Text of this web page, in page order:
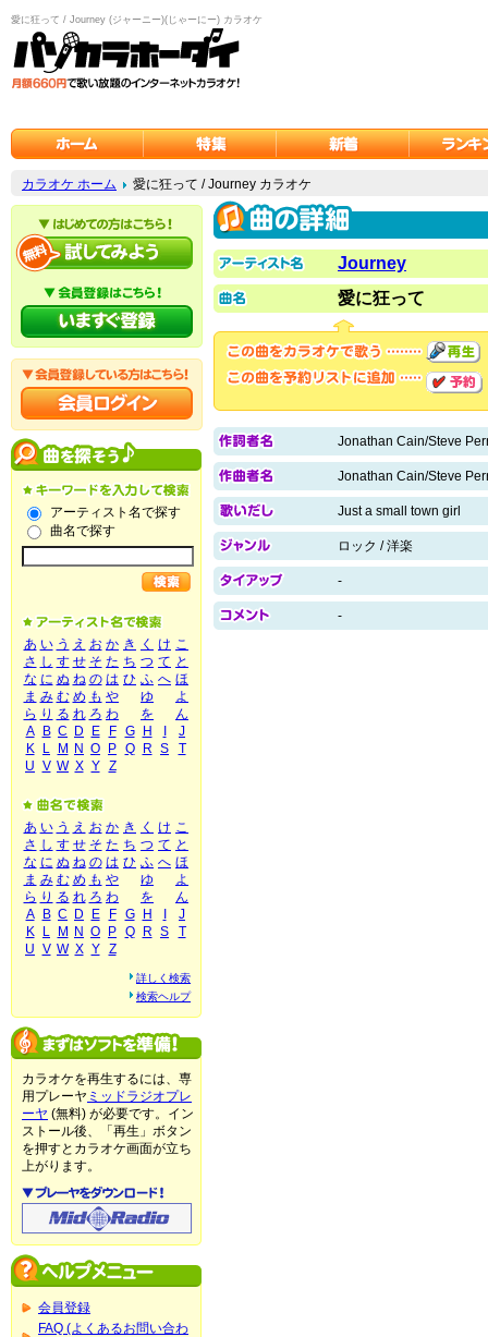
愛に狂って / Journey (ジャーニー)(じゃーにー) カラオケ
カラオケ ホーム 愛に狂って / Journey カラオケ
アーティスト名で探す
曲名で探す
あ い う え お か き く け こ
さ し す せ そ た ち つ て と
な に ぬ ね の は ひ ふ へ ほ
ま み む め も や ゆ
よ
ら り る れ ろ わ を
ん
A
B C D E F G H
J
K
L M N O P Q R S
T
U V W X Y Z
あ い う え お か き く け こ
さ し す せ そ た ち つ て と
な に ぬ ね の は ひ ふ へ ほ
ま み む め も や ゆ
よ
ら り る れ ろ わ を
ん
A
B C D E F G H
J
K
L M N O P Q R S
T
U V W X Y Z
詳しく検索
検索ヘルプ
カラオケを再生するには、専
用プレーヤ ミッドラジオプレ
ーヤ (無料) が必要です。イン
ストール後、「再生」ボタン
を押すとカラオケ画面が立ち
上がります。
会員登録
FAQ (よくあるお問い合わ
Journey
愛に狂って
Jonathan Cain/Steve
Jonathan Cain/Steve
Just a small town girl
ロック / 洋楽
-
-